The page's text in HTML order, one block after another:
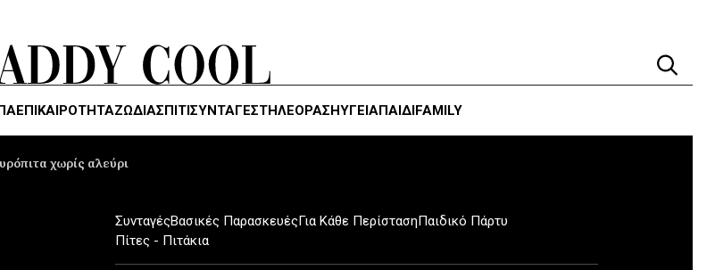
ΕΠΙΚΑΙΡΟΤΗΤΑΖΏΔΙΑΣΠΙΤΙΣΥΝΤΑΓΕΣΤΗΛΕΌΡΑΣΗΥΓΕΊΑΠΑΙΔΙFAMILY
χωρίς αλεύρι
ΣυνταγέςΒασικές ΠαρασκευέςΓια Κάθε ΠερίστασηΠαιδικό Πάρτυ
Πίτες - Πιτάκια